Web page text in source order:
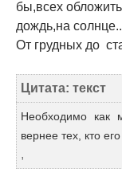
бы,всех
дождь,на
От грудных до
Цитата: текст
Необходимо как
вернее тех, кто
,